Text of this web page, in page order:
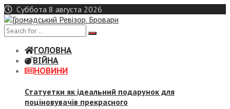
Skip
to
content
Суббота 8 августа 2026
ГОЛОВНА
ВІЙНА
НОВИНИ
Статуетки як ідеальний подарунок для
поціновувачів прекрасного